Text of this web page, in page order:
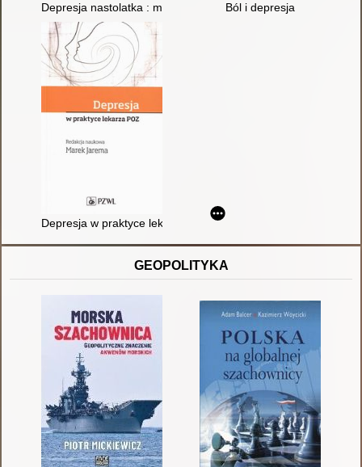
Depresja nastolatka : możesz pomóc! : poradnik dla rodziców
Ból i depresja
Depresja w praktyce lekarza POZ
GEOPOLITYKA